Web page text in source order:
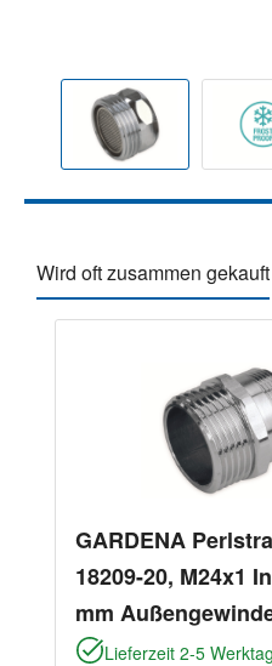
Wird oft zusammen gekauft
GARDENA
18209-20, M24x1
mm
Lieferzeit 2-5